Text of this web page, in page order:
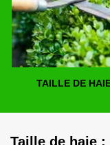
TAILLE DE
Taille de haie